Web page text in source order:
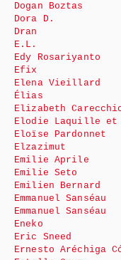
Dogan Boztas
Dora D.
Dran
E.L.
Edy Rosariyanto
Efix
Elena Vieillard
Élias
Elizabeth
Elodie Laquille et
Eloïse Pardonnet
Elzazimut
Emilie Aprile
Emilie Seto
Emilien Bernard
Emmanuel Sanséau
Emmanuel Sanséau
Eneko
Eric Sneed
Ernesto Aréchiga